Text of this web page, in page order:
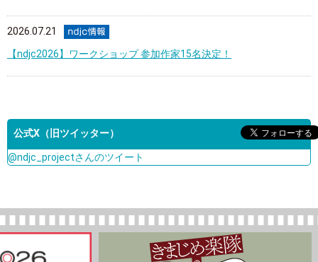
2026.07.21
【ndjc2026】ワークショップ 参加作家15名決定！
公式X（旧ツイッター）
@ndjc_projectさんのツイート